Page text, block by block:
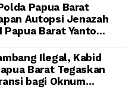
Papua Barat
Autopsi Jenazah
Barat Yanto
Ilegal, Kabid
Barat Tegaskan
bagi Oknum